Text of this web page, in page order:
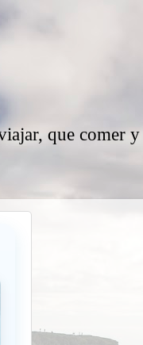
que comer y